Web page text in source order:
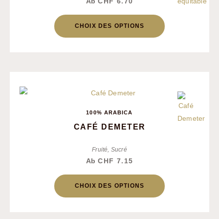
CHOIX DES OPTIONS
100% ARABICA
CAFÉ DEMETER
Fruité, Sucré
AbCHF 7.15
CHOIX DES OPTIONS